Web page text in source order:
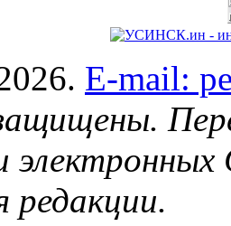
E-mail:
редакции.